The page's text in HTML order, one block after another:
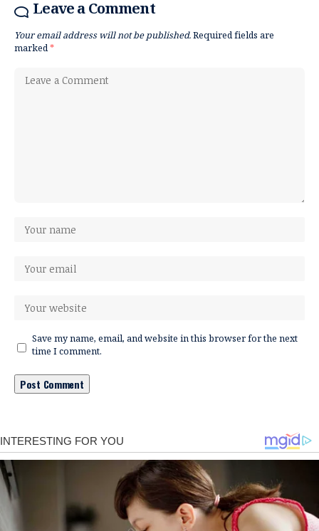
Leave a Comment
Your email address will not be published.Required fields are
marked*
Save my name, email, and website in this browser for the next
time I comment.